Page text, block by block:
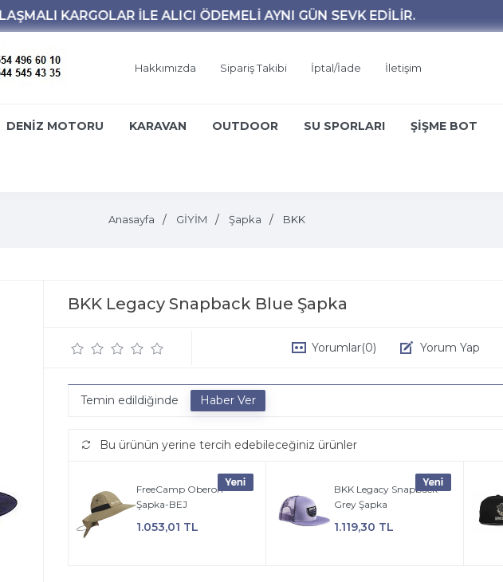
Hakkımızda Sipariş Takibi İptal/İade İletişim
DENİZ MOTORU KARAVAN OUTDOOR SU SPORLARI ŞİŞME BOT
Anasayfa GİYİM Şapka BKK
BKK Legacy Snapback Blue Şapka
Yorumlar(0) Yorum Yap
Temin edildiğinde
Bu ürünün yerine tercih edebileceğiniz ürünler
FreeCamp Oberon
Şapka-BEJ
1.053,01 TL
BKK Legacy Snapback
Grey Şapka
1.119,30 TL